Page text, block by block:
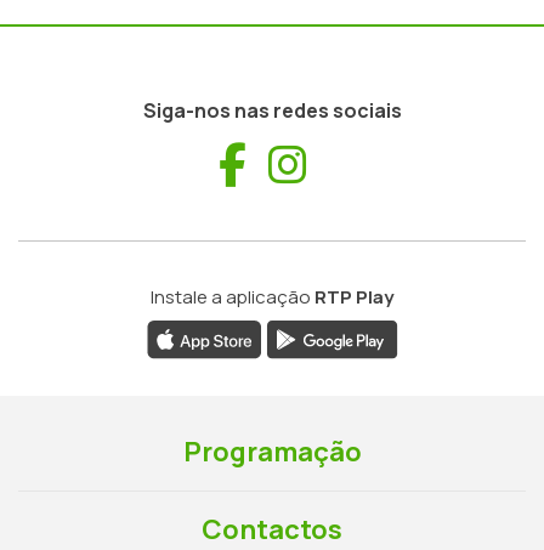
Siga-nos nas redes sociais
Facebook
Instale a aplicação RTP Play
Programação
Contactos